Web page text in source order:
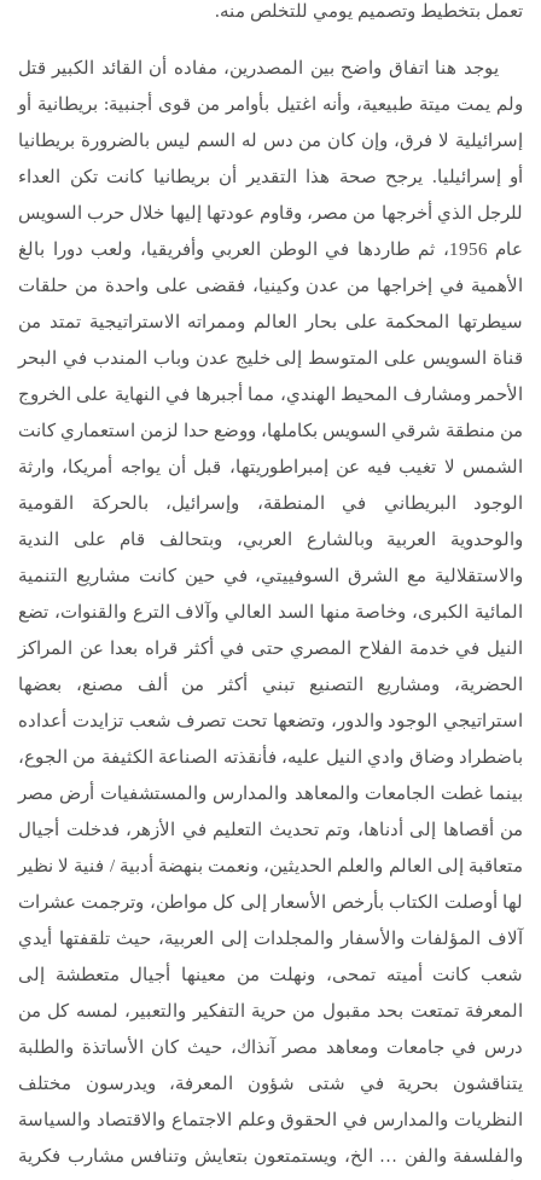
تعمل بتخطيط وتصميم يومي للتخلص منه.
يوجد هنا اتفاق واضح بين المصدرين، مفاده أن القائد الكبير قتل
ولم يمت ميتة طبيعية، وأنه اغتيل بأوامر من قوى أجنبية: بريطانية أو
إسرائيلية لا فرق، وإن كان من دس له السم ليس بالضرورة بريطانيا
أو إسرائيليا. يرجح صحة هذا التقدير أن بريطانيا كانت تكن العداء
للرجل الذي أخرجها من مصر، وقاوم عودتها إليها خلال حرب السويس
عام 1956، ثم طاردها في الوطن العربي وأفريقيا، ولعب دورا بالغ
الأهمية في إخراجها من عدن وكينيا، فقضى على واحدة من حلقات
سيطرتها المحكمة على بحار العالم وممراته الاستراتيجية تمتد من
قناة السويس على المتوسط إلى خليج عدن وباب المندب في البحر
الأحمر ومشارف المحيط الهندي، مما أجبرها في النهاية على الخروج
من منطقة شرقي السويس بكاملها، ووضع حدا لزمن استعماري كانت
الشمس لا تغيب فيه عن إمبراطوريتها، قبل أن يواجه أمريكا، وارثة
الوجود البريطاني في المنطقة، وإسرائيل، بالحركة القومية
والوحدوية العربية وبالشارع العربي، وبتحالف قام على الندية
والاستقلالية مع الشرق السوفييتي، في حين كانت مشاريع التنمية
المائية الكبرى، وخاصة منها السد العالي وآلاف الترع والقنوات، تضع
النيل في خدمة الفلاح المصري حتى في أكثر قراه بعدا عن المراكز
الحضرية، ومشاريع التصنيع تبني أكثر من ألف مصنع، بعضها
استراتيجي الوجود والدور، وتضعها تحت تصرف شعب تزايدت أعداده
باضطراد وضاق وادي النيل عليه، فأنقذته الصناعة الكثيفة من الجوع،
بينما غطت الجامعات والمعاهد والمدارس والمستشفيات أرض مصر
من أقصاها إلى أدناها، وتم تحديث التعليم في الأزهر، فدخلت أجيال
متعاقبة إلى العالم والعلم الحديثين، ونعمت بنهضة أدبية / فنية لا نظير
لها أوصلت الكتاب بأرخص الأسعار إلى كل مواطن، وترجمت عشرات
آلاف المؤلفات والأسفار والمجلدات إلى العربية، حيث تلقفتها أيدي
شعب كانت أميته تمحى، ونهلت من معينها أجيال متعطشة إلى
المعرفة تمتعت بحد مقبول من حرية التفكير والتعبير، لمسه كل من
درس في جامعات ومعاهد مصر آنذاك، حيث كان الأساتذة والطلبة
يتناقشون بحرية في شتى شؤون المعرفة، ويدرسون مختلف
النظريات والمدارس في الحقوق وعلم الاجتماع والاقتصاد والسياسة
والفلسفة والفن … الخ، ويستمتعون بتعايش وتنافس مشارب فكرية